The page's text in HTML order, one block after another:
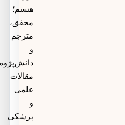
هستم؛
محقق،
مترجم
دانش‌پژوه
مقالات
علمی
پزشکی.